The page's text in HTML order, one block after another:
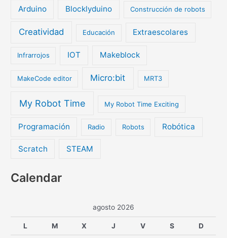
Arduino Blocklyduino Construcción de robots
Creatividad Educación Extraescolares
Infrarrojos IOT Makeblock
MakeCode editor Micro:bit MRT3
My Robot Time My Robot Time Exciting
Programación Radio Robots Robótica
Scratch STEAM
Calendar
agosto 2026
L M X J V S D